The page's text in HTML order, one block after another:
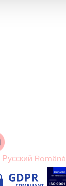
Русский Română